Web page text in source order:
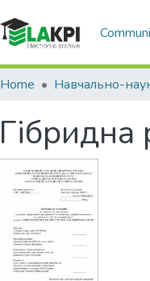
Home
Гібридна